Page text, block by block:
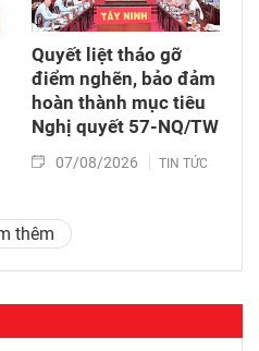
Quyết liệt tháo gỡ
điểm nghẽn, bảo đảm
hoàn thành mục tiêu
Nghị quyết 57-NQ/TW
07/08/2026 TIN TỨC
thêm